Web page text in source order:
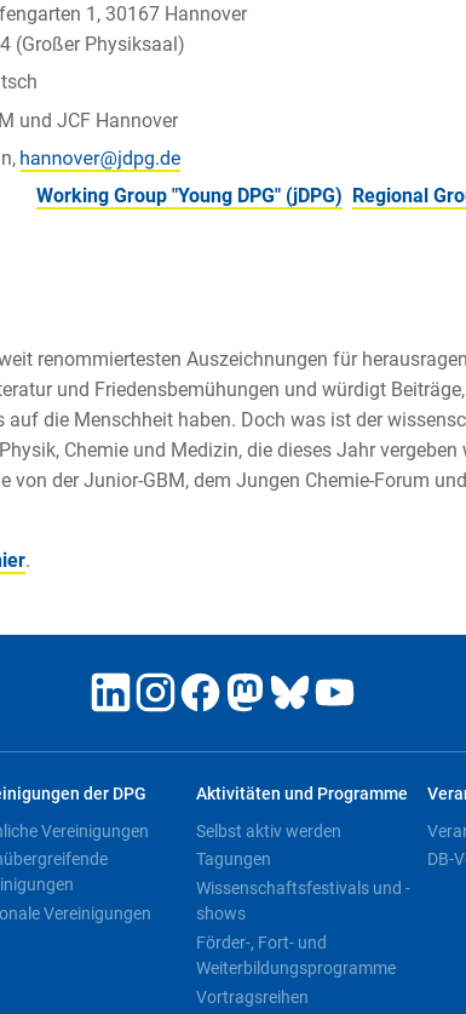
1, 30167 Hannover
(Großer Physiksaal)
und JCF Hannover
Working Group "Young DPG" (jDPG) Regional
renommiertesten Auszeichnungen für
und Friedensbemühungen und würdigt
auf die Menschheit haben. Doch was ist der
Chemie und Medizin, die dieses Jahr vergeben
von der Junior-GBM, dem Jungen Chemie-Forum
.
der DPG
Vereinigungen
Vereinigungen
Aktivitäten und Programme
Selbst aktiv werden
Tagungen
Wissenschaftsfestivals und -
shows
Förder-, Fort- und
Weiterbildungsprogramme
Vortragsreihen
DB-